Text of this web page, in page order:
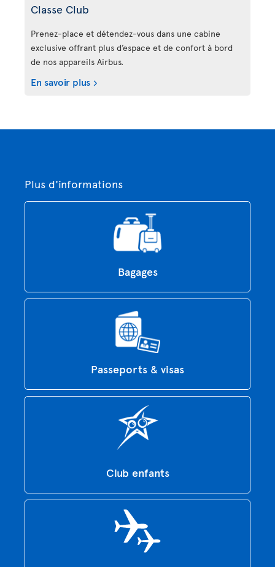
Classe Club
Prenez-place et détendez-vous dans une cabine
exclusive offrant plus d’espace et de confort à bord
de nos appareils Airbus.
En savoir plus
Plus d'informations
Bagages
Passeports & visas
Club enfants